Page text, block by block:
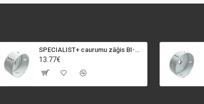
SPECIALIST+ caurumu zāģis BI-METAL, 92 mm
13.77€